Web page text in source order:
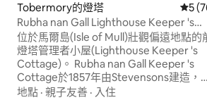
Tobermory的燈塔 從5
Rubha nan Gall Lighthouse Keeper 's
Cottage
位於馬爾島(Isle of Mull)壯觀偏遠地點的
燈塔管理者小屋(Lighthouse Keeper 's
Cottage)。 Rubha nan Gall Keeper 's
Cottage於1857年由Stevensons建造，已
經全面翻修，現在最多可容納6位房客，在
地點 · 親子友善 · 入住